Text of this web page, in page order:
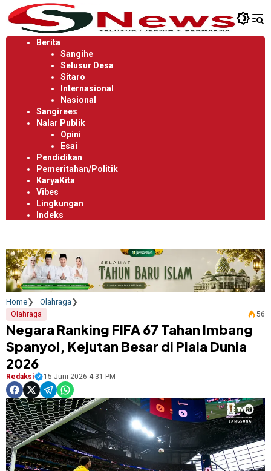
Langsung
ke
konten
Berita
Sangihe
Selusur Desa
Sitaro
Internasional
Nasional
Sangirees
Nalar Publik
Opini
Esai
Pendidikan
Pemeritahan/Politik
KaryaKita
Vibes
Lingkungan
Indeks
Home Olahraga
Olahraga 56
Negara Ranking FIFA 67 Tahan Imbang
Spanyol, Kejutan Besar di Piala Dunia
2026
Redaksi 15 Juni 2026 4:31 PM